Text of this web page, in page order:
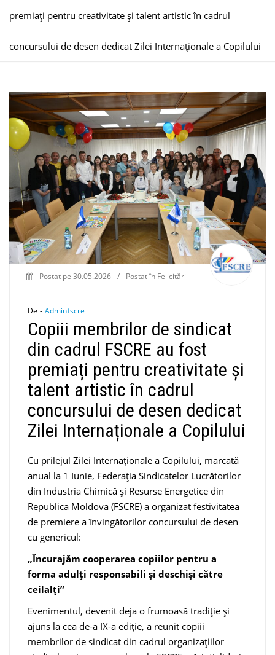
premiați pentru creativitate și talent artistic în cadrul
concursului de desen dedicat Zilei Internaționale a Copilului
Postat pe 30.05.2026 / Postat în Felicitări
De - Adminfscre
Copiii membrilor de sindicat
din cadrul FSCRE au fost
premiați pentru creativitate și
talent artistic în cadrul
concursului de desen dedicat
Zilei Internaționale a Copilului
Cu prilejul Zilei Internaționale a Copilului, marcată
anual la 1 Iunie, Federația Sindicatelor Lucrătorilor
din Industria Chimică și Resurse Energetice din
Republica Moldova (FSCRE) a organizat festivitatea
de premiere a învingătorilor concursului de desen
cu genericul:
„Încurajăm cooperarea copiilor pentru a
forma adulți responsabili și deschiși către
ceilalți”
Evenimentul, devenit deja o frumoasă tradiție și
ajuns la cea de-a IX-a ediție, a reunit copiii
membrilor de sindicat din cadrul organizațiilor